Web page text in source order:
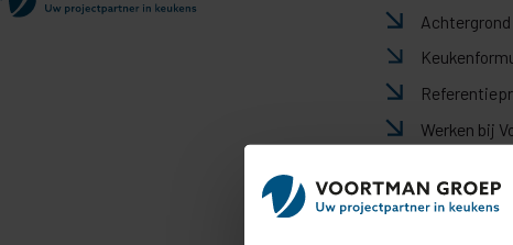
Achtergrond
Werken bij